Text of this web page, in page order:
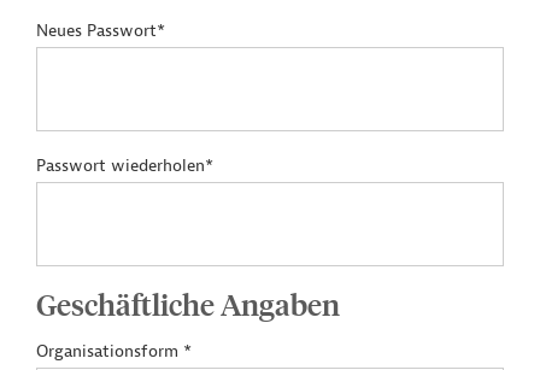
Neues Passwort*
Passwort wiederholen*
Geschäftliche Angaben
Organisationsform *